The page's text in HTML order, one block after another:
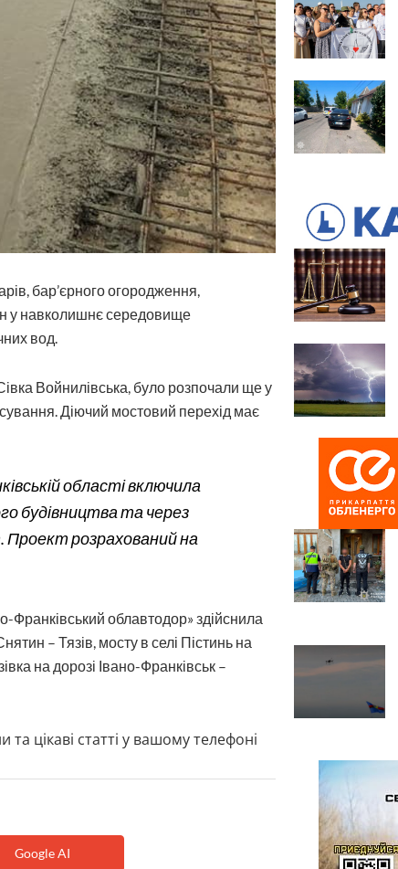
бар’єрного огородження,
у навколишнє середовище
вод.
Войнилівська, було розпочали ще у
Діючий мостовий перехід має
області включила
будівництва та через
Проект розрахований на
Франківський облавтодор» здійснила
– Тязів, мосту в селі Пістинь на
на дорозі Івано-Франківськ –
та цікаві статті у вашому телефоні
Google AI